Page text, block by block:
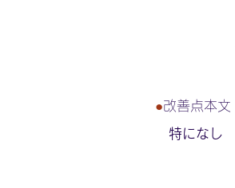
●改善点本文
特になし